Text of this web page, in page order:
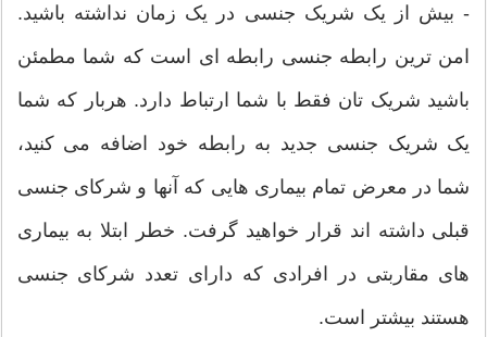
- بیش از یک شریک جنسی در یک زمان نداشته باشید.
امن ترین رابطه جنسی رابطه ای است که شما مطمئن
باشید شریک تان فقط با شما ارتباط دارد. هربار که شما
یک شریک جنسی جدید به رابطه خود اضافه می کنید،
شما در معرض تمام بیماری هایی که آنها و شرکای جنسی
قبلی داشته اند قرار خواهید گرفت. خطر ابتلا به بیماری
های مقاربتی در افرادی که دارای تعدد شرکای جنسی
هستند بیشتر است.